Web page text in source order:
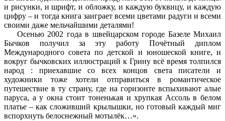
и рисунки, и шрифт, и обложку, и каждую буквицу, и каждую
цифру – и тогда книга заиграет всеми цветами радуги и всеми
своими даже мельчайшими деталями!
Осенью 2002 года в швейцарском городе Базеле Михаил
Бычков получил за эту работу Почётный диплом
Международного совета по детской и юношеской книге, и
вокруг бычковских иллюстраций к Грину всё время толпился
народ : приехавшие со всех концов света писатели и
художники тоже хотели отправиться в романтическое
путешествие в ту страну, где на горизонте вспыхивают алые
паруса, а у окна стоит тоненькая и хрупкая Ассоль в белом
платье – как сложивший крылышки, но готовый каждый миг
вспорхнуть белоснежный мотылёк…».